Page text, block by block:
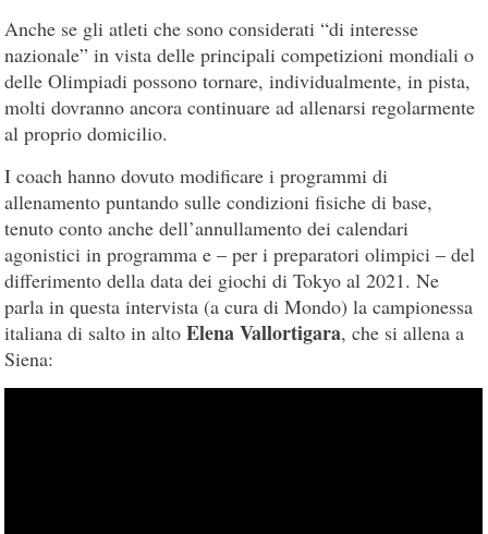
Anche se gli atleti che sono considerati “di interesse
nazionale” in vista delle principali competizioni mondiali o
delle Olimpiadi possono tornare, individualmente, in pista,
molti dovranno ancora continuare ad allenarsi regolarmente
al proprio domicilio.
I coach hanno dovuto modificare i programmi di
allenamento puntando sulle condizioni fisiche di base,
tenuto conto anche dell’annullamento dei calendari
agonistici in programma e – per i preparatori olimpici – del
differimento della data dei giochi di Tokyo al 2021. Ne
parla in questa intervista (a cura di Mondo) la campionessa
italiana di salto in altoElena Vallortigara, che si allena a
Siena: